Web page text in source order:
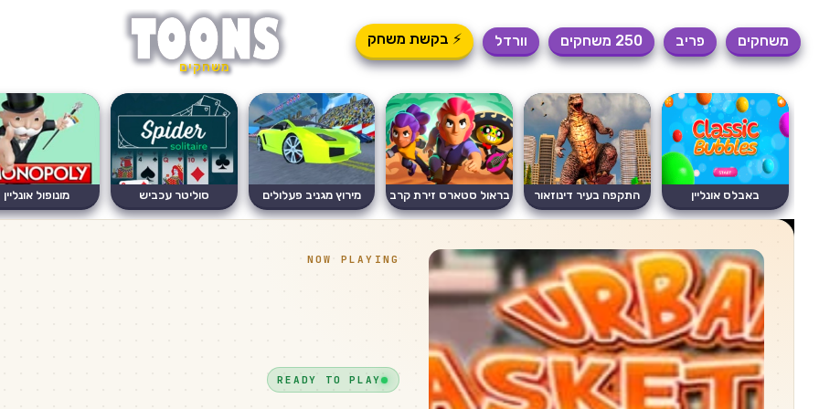
משחקים פריב 250 משחקים וורדל ⚡ בקשת משחק
משחקים
באבלס אונליין
התקפה בעיר דינוזאור
משתולל
בראול סטארס זירת קרב
מירוץ מגניב פעלולים
מטורפי�...
סוליטר עכביש מונופול אונליין